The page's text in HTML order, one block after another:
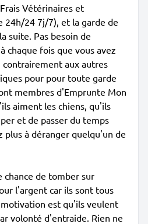
Vétérinaires et
24h/24 7j/7), et la garde de
suite. Pas besoin de
chaque fois que vous avez
aux autres
pour pour toute garde
membres d'Emprunte Mon
aiment les chiens, qu'ils
et de passer du temps
plus à déranger quelqu'un de
chance de tomber sur
l'argent car ils sont tous
est qu'ils veulent
volonté d'entraide. Rien ne